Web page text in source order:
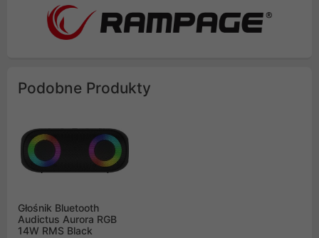
Podobne Produkty
Głośnik Bluetooth
Audictus Aurora RGB
14W RMS Black